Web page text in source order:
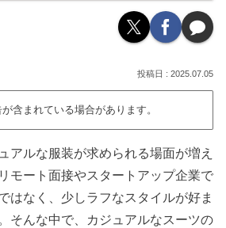
2025.07.05
含まれている場合があります。
アルな服装が求められる場面が増え
モート面接やスタートアップ企業で
はなく、少しラフなスタイルが好ま
そんな中で、カジュアルなスーツの